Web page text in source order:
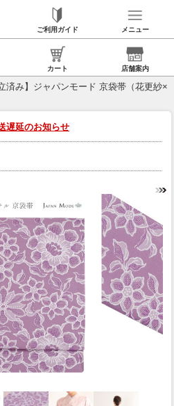
ご利用ガイド メニュー
カート 店舗案内
済み】ジャパンモード 京袋帯（花更紗×
遅延のお知らせ